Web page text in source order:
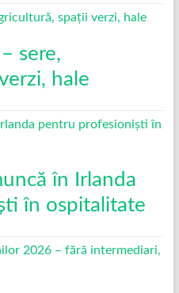
sere,
hale
în Irlanda
în ospitalitate